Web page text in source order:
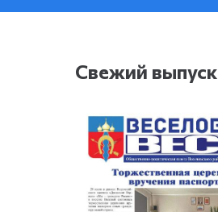
Свежий выпуск